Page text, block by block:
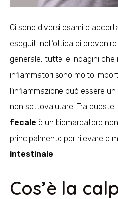
Ci sono diversi esami e
eseguiti nell’ottica di
generale, tutte le indagini
infiammatori sono molto
l’infiammazione può essere
non sottovalutare. Tra queste
fecale è un biomarcatore
principalmente per rilevare e
intestinale
Cos’è la